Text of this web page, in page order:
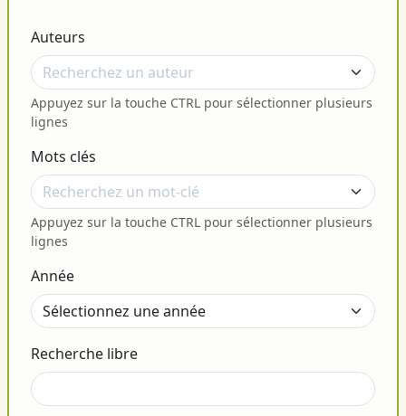
Auteurs
Appuyez sur la touche CTRL pour sélectionner plusieurs
lignes
Mots clés
Appuyez sur la touche CTRL pour sélectionner plusieurs
lignes
Année
Recherche libre